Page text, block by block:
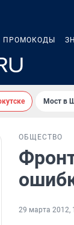
ПРОМОКОДЫ
Мост в
ОБЩЕСТВО
29 марта 2012,